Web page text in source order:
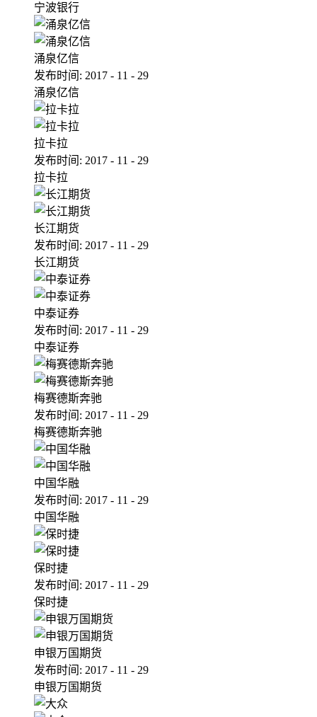
宁波银行
涌泉亿信
发布时间: 2017 - 11 - 29
涌泉亿信
拉卡拉
发布时间: 2017 - 11 - 29
拉卡拉
长江期货
发布时间: 2017 - 11 - 29
长江期货
中泰证券
发布时间: 2017 - 11 - 29
中泰证券
梅赛德斯奔驰
发布时间: 2017 - 11 - 29
梅赛德斯奔驰
中国华融
发布时间: 2017 - 11 - 29
中国华融
保时捷
发布时间: 2017 - 11 - 29
保时捷
申银万国期货
发布时间: 2017 - 11 - 29
申银万国期货